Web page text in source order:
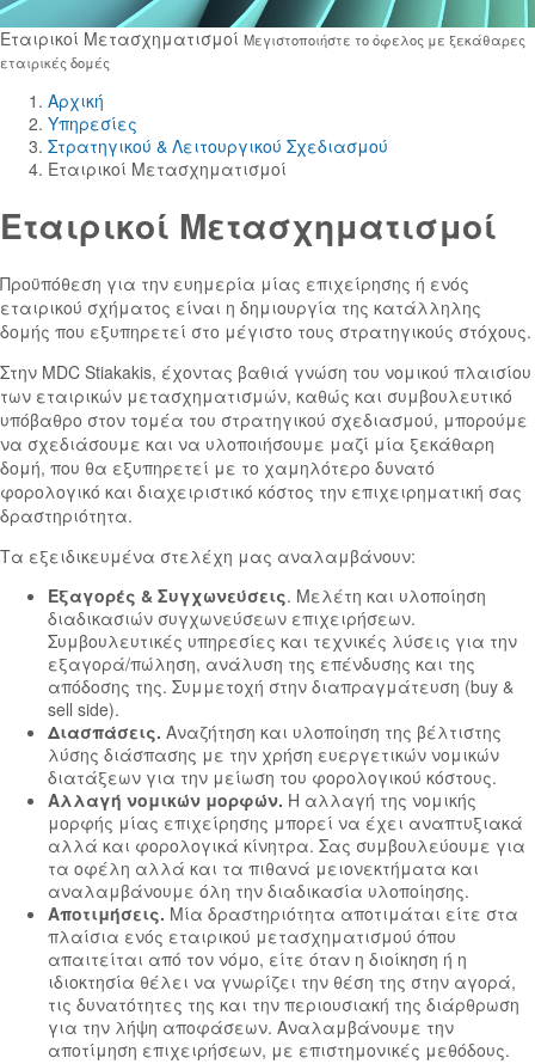
Εταιρικοί Μετασχηματισμοί Μεγιστοποιήστε το όφελος με ξεκάθαρες
εταιρικές δομές
Αρχική
Yπηρεσίες
Στρατηγικού & Λειτουργικού Σχεδιασμού
Εταιρικοί Μετασχηματισμοί
Εταιρικοί Μετασχηματισμοί
Προϋπόθεση για την ευημερία μίας επιχείρησης ή ενός
εταιρικού σχήματος είναι η δημιουργία της κατάλληλης
δομής που εξυπηρετεί στο μέγιστο τους στρατηγικούς στόχους.
Στην MDC Stiakakis, έχοντας βαθιά γνώση του νομικού πλαισίου
των εταιρικών μετασχηματισμών, καθώς και συμβουλευτικό
υπόβαθρο στον τομέα του στρατηγικού σχεδιασμού, μπορούμε
να σχεδιάσουμε και να υλοποιήσουμε μαζί μία ξεκάθαρη
δομή, που θα εξυπηρετεί με το χαμηλότερο δυνατό
φορολογικό και διαχειριστικό κόστος την επιχειρηματική σας
δραστηριότητα.
Τα εξειδικευμένα στελέχη μας αναλαμβάνουν:
Εξαγορές & Συγχωνεύσεις. Μελέτη και υλοποίηση
διαδικασιών συγχωνεύσεων επιχειρήσεων.
Συμβουλευτικές υπηρεσίες και τεχνικές λύσεις για την
εξαγορά/πώληση, ανάλυση της επένδυσης και της
απόδοσης της. Συμμετοχή στην διαπραγμάτευση (buy &
sell side).
Διασπάσεις. Αναζήτηση και υλοποίηση της βέλτιστης
λύσης διάσπασης με την χρήση ευεργετικών νομικών
διατάξεων για την μείωση του φορολογικού κόστους.
Αλλαγή νομικών μορφών. Η αλλαγή της νομικής
μορφής μίας επιχείρησης μπορεί να έχει αναπτυξιακά
αλλά και φορολογικά κίνητρα. Σας συμβουλεύουμε για
τα οφέλη αλλά και τα πιθανά μειονεκτήματα και
αναλαμβάνουμε όλη την διαδικασία υλοποίησης.
Αποτιμήσεις. Μία δραστηριότητα αποτιμάται είτε στα
πλαίσια ενός εταιρικού μετασχηματισμού όπου
απαιτείται από τον νόμο, είτε όταν η διοίκηση ή η
ιδιοκτησία θέλει να γνωρίζει την θέση της στην αγορά,
τις δυνατότητες της και την περιουσιακή της διάρθρωση
για την λήψη αποφάσεων. Αναλαμβάνουμε την
αποτίμηση επιχειρήσεων, με επιστημονικές μεθόδους.